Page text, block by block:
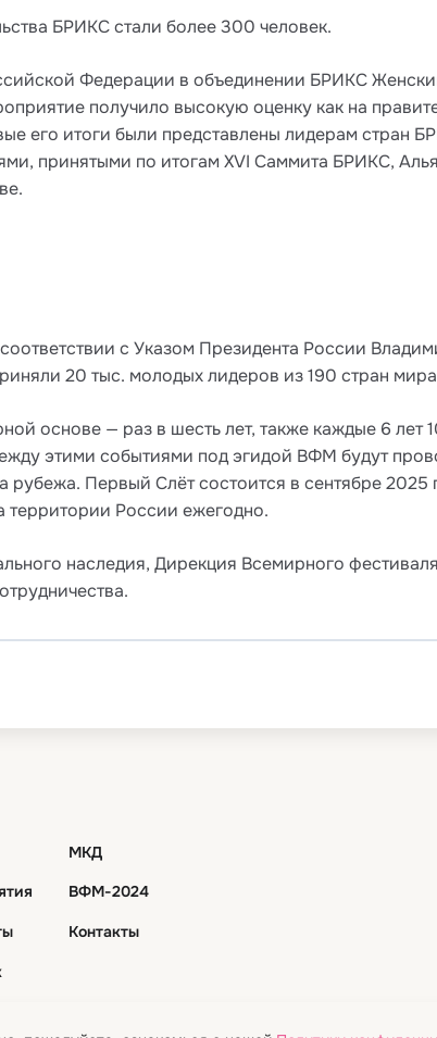
БРИКС стали более 300 человек.
Федерации в объединении БРИКС
получило высокую оценку как на
его итоги были представлены лидерам стран
принятыми по итогам XVI Саммита БРИКС,
с Указом Президента России
20 тыс. молодых лидеров из 190 стран
основе — раз в шесть лет, также каждые 6 лет
этими событиями под эгидой ВФМ будут
рубежа. Первый Слёт состоится в сентябре
территории России ежегодно.
наследия, Дирекция Всемирного
МКД
ВФМ-2024
Контакты